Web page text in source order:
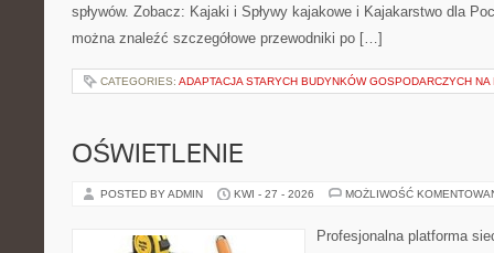
spływów. Zobacz: Kajaki i Spływy kajakowe i Kajakarstwo dla
można znaleźć szczegółowe przewodniki po […]
CATEGORIES: ADAPTACJA STARYCH BUDYNKÓW GOSPODARCZYCH
OŚWIETLENIE
POSTED BY ADMIN KWI - 27 - 2026 MOŻLIWOŚĆ
Profesjonalna platforma